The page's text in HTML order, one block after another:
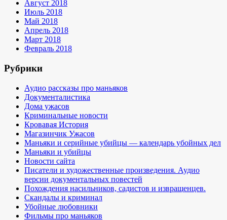
Август 2018
Июль 2018
Май 2018
Апрель 2018
Март 2018
Февраль 2018
Рубрики
Аудио рассказы про маньяков
Документалистика
Дома ужасов
Криминальные новости
Кровавая История
Магазинчик Ужасов
Маньяки и серийные убийцы — календарь убойных дел
Маньяки и убийцы
Новости сайта
Писатели и художественные произведения. Аудио
версии документальных повестей
Похождения насильников, садистов и извращенцев.
Скандалы и криминал
Убойные любовники
Фильмы про маньяков